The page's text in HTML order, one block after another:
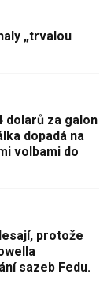
„trvalou
dolarů za galon
dopadá na
volbami do
protože
sazeb Fedu.